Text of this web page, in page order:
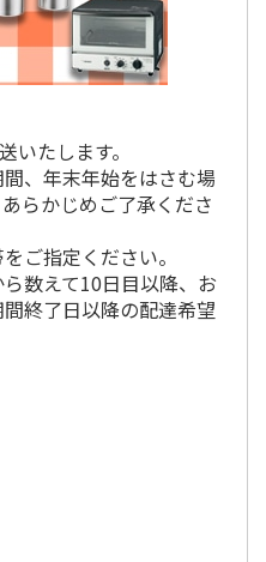
たします。
、年末年始をはさむ場
らかじめご了承くださ
ご指定ください。
数えて10日目以降、お
終了日以降の配達希望